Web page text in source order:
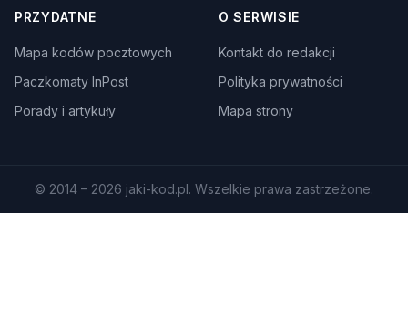
PRZYDATNE
Mapa kodów pocztowych
Paczkomaty InPost
Porady i artykuły
O SERWISIE
Kontakt do redakcji
Polityka prywatności
Mapa strony
© 2014 – 2026 jaki-kod.pl. Wszelkie prawa zastrzeżone.